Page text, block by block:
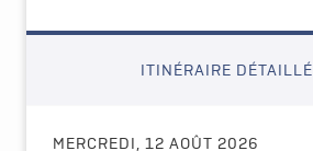
ITINÉRAIRE DÉTAILLÉ
MERCREDI, 12 AOÛT 2026